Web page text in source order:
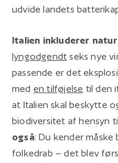
udvide landets
Italien inkluderer
lyngodgendt seks nye
passende er det
med en tilføjelse til den
at Italien skal beskytte
biodiversitet af hensyn
også: Du kender
folkedrab – det blev